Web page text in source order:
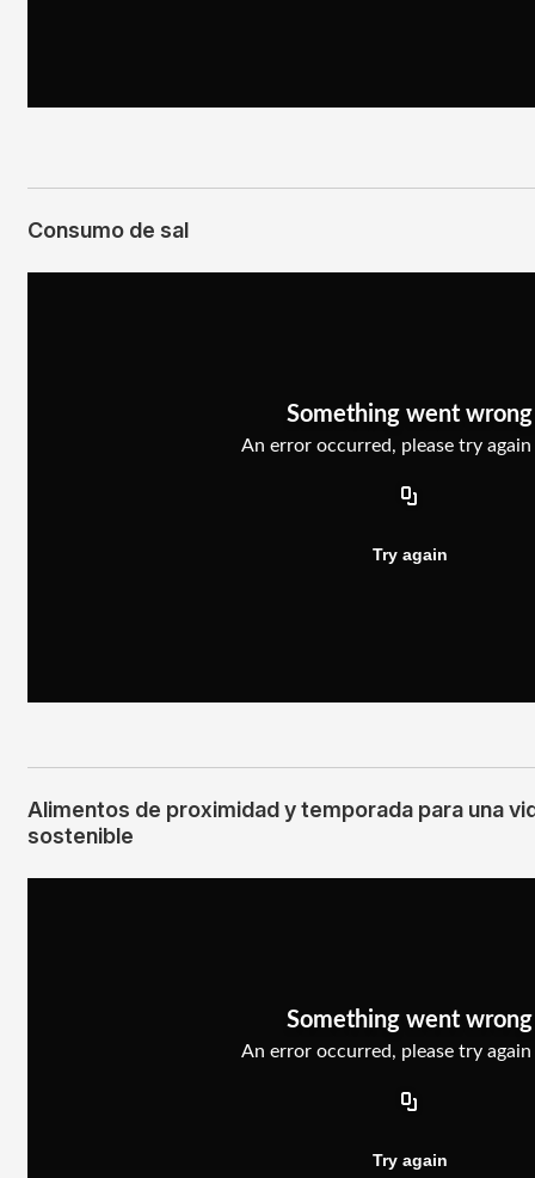
Consumo de sal
Alimentos de proximidad y temporada para una
sostenible